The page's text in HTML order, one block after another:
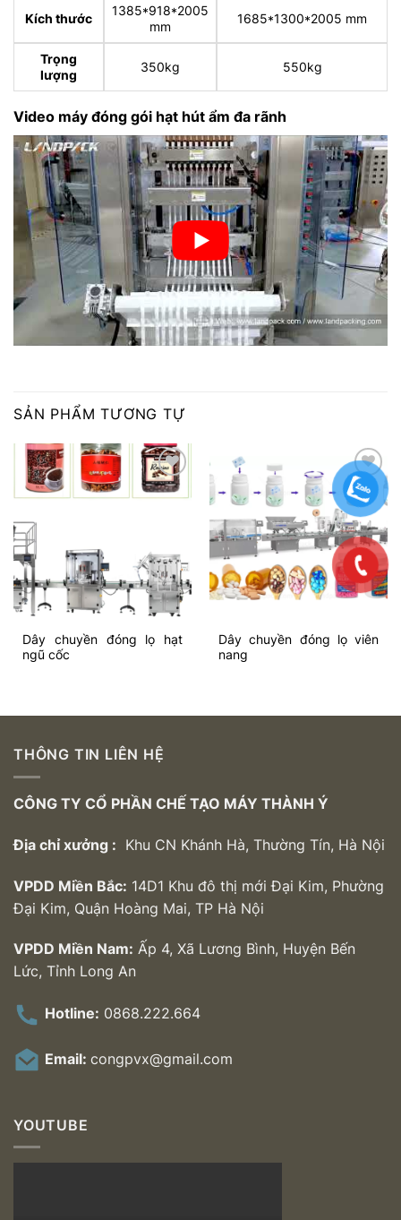
Kích thước
1385*918*2005
mm
1685*1300*2005 mm
Trọng
lượng
350kg 550kg
Video máy đóng gói hạt hút ẩm đa rãnh
SẢN PHẨM TƯƠNG TỰ
Dây chuyền đóng lọ hạt
ngũ cốc
Add to
wishlist
Dây chuyền đóng lọ viên
nang
THÔNG TIN LIÊN HỆ
CÔNG TY CỔ PHẦN CHẾ TẠO MÁY THÀNH Ý
Địa chỉ xưởng : Khu CN Khánh Hà, Thường Tín, Hà Nội
VPDD Miền Bắc: 14D1 Khu đô thị mới Đại Kim, Phường
Đại Kim, Quận Hoàng Mai, TP Hà Nội
VPDD Miền Nam: Ấp 4, Xã Lương Bình, Huyện Bến
Lức, Tỉnh Long An
Hotline: 0868.222.664
Email: congpvx@gmail.com
YOUTUBE